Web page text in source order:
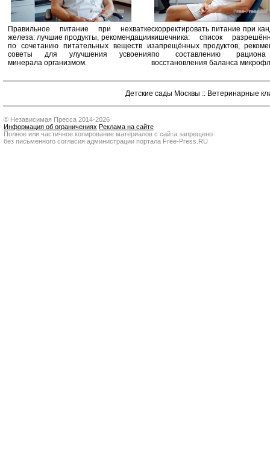
Правильное питание при нехватке
железа: лучшие продукты, рекомендации
по сочетанию питательных веществ и
советы для улучшения усвоения
минерала организмом.
скорректировать питание при
кишечника: список
запрещённых продуктов,
по составлению
восстановления баланса
Детские сады Москвы :: Ветеринарные
© Независимая Пресса 2014-2026
Информация об ограничениях Реклама на сайте
Полное или частичное копирование материалов с сайта запрещено
без письменного согласия администрации портала Free-Press.RU